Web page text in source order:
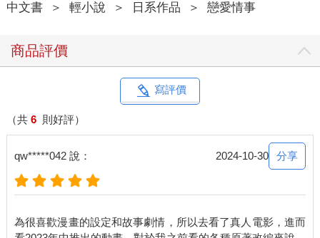
中文書 ＞ 輕小說 ＞ 日系作品 ＞ 戀愛情事
商品評價
寫評價
（共 6 則好評）
qw*****042 說： 2024-10-30 分享
為很喜歡漫畫的設定和故事劇情，所以去看了真人電影，進而